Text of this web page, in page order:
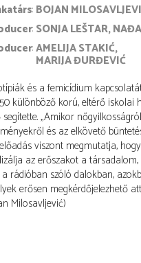
BOJAN
SONJA LEŠTAR
AMELIJA STAKIĆ
MARIJA ĐURĐEVIĆ
és a femicídium
különböző korú, eltérő iskolai
„Amikor
és az elkövető
viszont megmutatja,
az erőszakot a
rádióban szóló dalokban,
erősen megkérdőjelezhető
Milosavljević)